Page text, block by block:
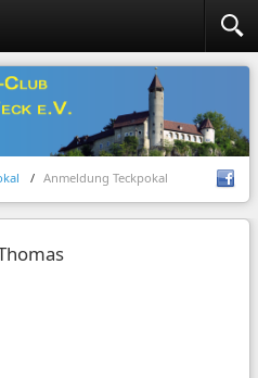
/ Anmeldung Teckpokal